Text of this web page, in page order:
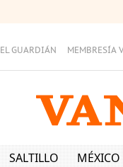
EL GUARDIÁN MEMBRESÍA
SALTILLO MÉXICO